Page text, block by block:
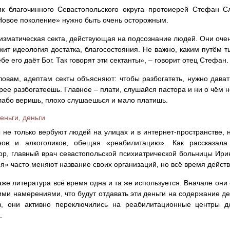
благочинного Севастопольского округа протоиерей Стефан
поколение» нужно быть очень осторожным.
секта, действующая на подсознание людей. Они
идеология достатка, благосостояния. Не важно, каким путём
его даёт Бог. Так говорят эти сектанты», – говорит отец Стефан.
адептам секты объясняют: чтобы разбогатеть, нужно
разбогатеешь. Главное – плати, слушайся пастора и ни о чём
веришь, плохо слушаешься и мало платишь.
деньги
не только вербуют людей на улицах и в интернет-
и алкоголиков, обещая «реабилитацию». Как
главный врач севастопольской психиатрической больницы
часто меняют название своих организаций, но всё время
литература всё время одна и та же используется. Вначале
намерениями, что будут отдавать эти деньги на содержание
они активно переключились на реабилитационные центры